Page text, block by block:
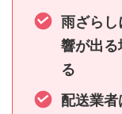
雨ざらし
響が出
る
配送業者